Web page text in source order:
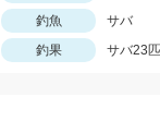
釣魚
サバ
釣果
サバ23匹